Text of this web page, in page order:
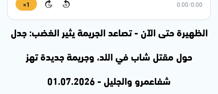
0:00
/
0:00
15
15
1×
الظهيرة حتى الآن - تصاعد الجريمة يثير الغضب: جدل
حول مقتل شاب في اللد، وجريمة جديدة تهز
شفاعمرو والجليل - 01.07.2026